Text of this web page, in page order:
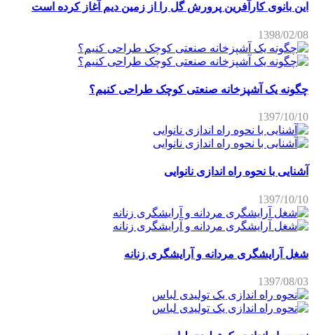
این بانوی کارآفرین پرورش گل را از زمین دیم آغاز کرده است
1398/02/08
چگونه یک آشپزخانه صنعتی کوچک طراحی کنیم؟
1397/10/10
آشنایی با نحوه راه اندازی نانوایی
1397/10/10
شغل آرایشگری مردانه و آرایشگری زنانه
1397/08/03